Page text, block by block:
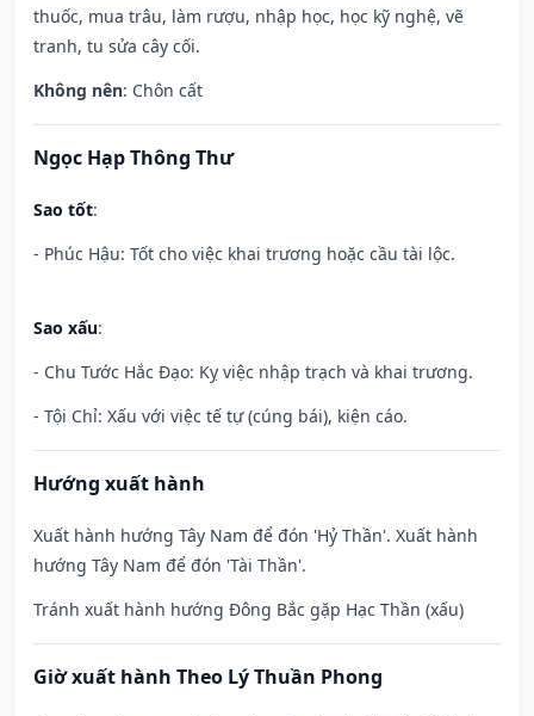
thuốc, mua trâu, làm rượu, nhập học, học kỹ nghệ, vẽ
tranh, tu sửa cây cối.
Không nên: Chôn cất
Ngọc Hạp Thông Thư
Sao tốt:
- Phúc Hậu: Tốt cho việc khai trương hoặc cầu tài lộc.
Sao xấu:
- Chu Tước Hắc Đạo: Kỵ việc nhập trạch và khai trương.
- Tội Chỉ: Xấu với việc tế tự (cúng bái), kiện cáo.
Hướng xuất hành
Xuất hành hướng Tây Nam để đón 'Hỷ Thần'. Xuất hành
hướng Tây Nam để đón 'Tài Thần'.
Tránh xuất hành hướng Đông Bắc gặp Hạc Thần (xấu)
Giờ xuất hành Theo Lý Thuần Phong